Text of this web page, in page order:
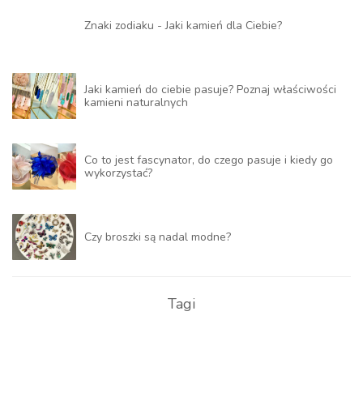
Znaki zodiaku - Jaki kamień dla Ciebie?
Jaki kamień do ciebie pasuje? Poznaj właściwości
kamieni naturalnych
Co to jest fascynator, do czego pasuje i kiedy go
wykorzystać?
Czy broszki są nadal modne?
Tagi